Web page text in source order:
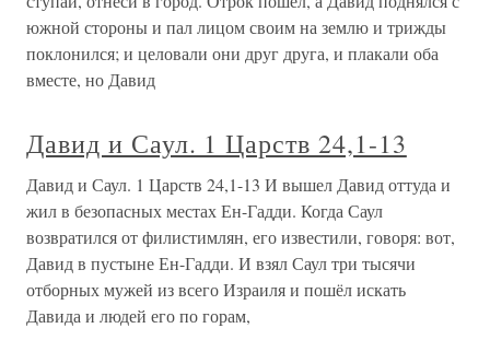
южной стороны и пал лицом своим на землю и трижды
поклонился; и целовали они друг друга, и плакали оба
вместе, но Давид
Давид и Саул. 1 Царств 24,1-13
Давид и Саул. 1 Царств 24,1-13 И вышел Давид оттуда и
жил в безопасных местах Ен-Гадди. Когда Саул
возвратился от филистимлян, его известили, говоря: вот,
Давид в пустыне Ен-Гадди. И взял Саул три тысячи
отборных мужей из всего Израиля и пошёл искать
Давида и людей его по горам,